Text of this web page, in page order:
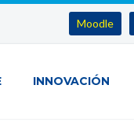
Moodle
INNOVACIÓN